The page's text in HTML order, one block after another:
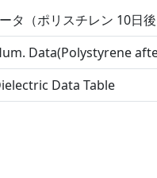
タ（ポリスチレン 10日
Data(Polystyrene
Data Table